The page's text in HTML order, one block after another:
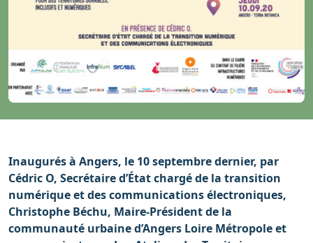
Inaugurés à Angers, le 10 septembre dernier, par
Cédric O, Secrétaire d’État chargé de la transition
numérique et des communications électroniques,
Christophe Béchu, Maire-Président de la
communauté urbaine d’Angers Loire Métropole et